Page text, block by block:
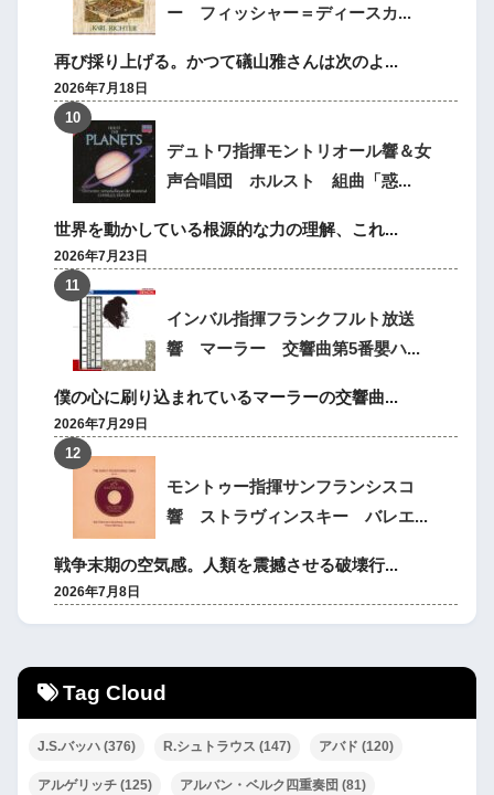
ー フィッシャー＝ディースカ...
再び採り上げる。かつて礒山雅さんは次のよ...
2026年7月18日
デュトワ指揮モントリオール響＆女
声合唱団 ホルスト 組曲「惑...
世界を動かしている根源的な力の理解、これ...
2026年7月23日
インバル指揮フランクフルト放送
響 マーラー 交響曲第5番嬰ハ...
僕の心に刷り込まれているマーラーの交響曲...
2026年7月29日
モントゥー指揮サンフランシスコ
響 ストラヴィンスキー バレエ...
戦争末期の空気感。人類を震撼させる破壊行...
2026年7月8日
Tag Cloud
J.S.バッハ (376) R.シュトラウス (147) アバド (120)
アルゲリッチ (125) アルバン・ベルク四重奏団 (81)